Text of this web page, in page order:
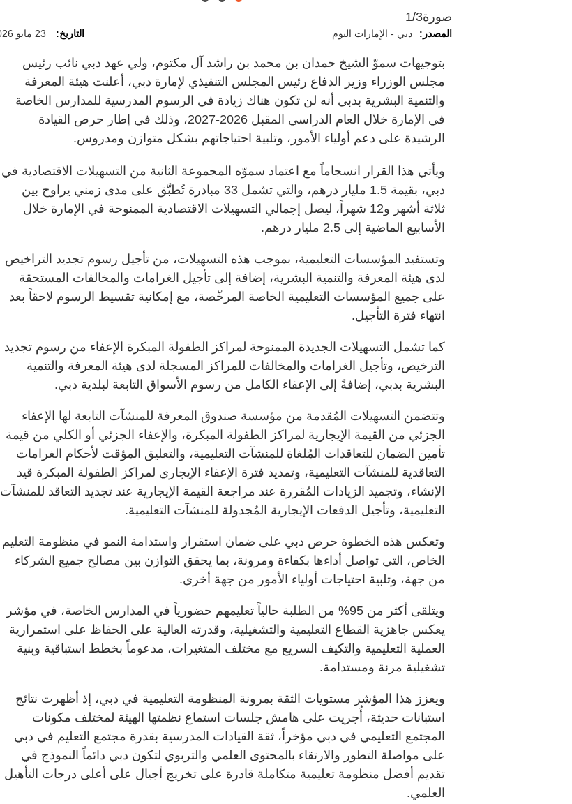
صورة1/3
المصدر: دبي - الإمارات اليوم التاريخ: 23 مايو 2026
بتوجيهات سموّ الشيخ حمدان بن محمد بن راشد آل مكتوم، ولي عهد دبي نائب رئيس
مجلس الوزراء وزير الدفاع رئيس المجلس التنفيذي لإمارة دبي، أعلنت هيئة المعرفة
والتنمية البشرية بدبي أنه لن تكون هناك زيادة في الرسوم المدرسية للمدارس الخاصة
في الإمارة خلال العام الدراسي المقبل 2026-2027، وذلك في إطار حرص القيادة
الرشيدة على دعم أولياء الأمور، وتلبية احتياجاتهم بشكل متوازن ومدروس.
ويأتي هذا القرار انسجاماً مع اعتماد سموّه المجموعة الثانية من التسهيلات الاقتصادية في
دبي، بقيمة 1.5 مليار درهم، والتي تشمل 33 مبادرة تُطبَّق على مدى زمني يراوح بين
ثلاثة أشهر و12 شهراً، ليصل إجمالي التسهيلات الاقتصادية الممنوحة في الإمارة خلال
الأسابيع الماضية إلى 2.5 مليار درهم.
وتستفيد المؤسسات التعليمية، بموجب هذه التسهيلات، من تأجيل رسوم تجديد التراخيص
لدى هيئة المعرفة والتنمية البشرية، إضافة إلى تأجيل الغرامات والمخالفات المستحقة
على جميع المؤسسات التعليمية الخاصة المرخّصة، مع إمكانية تقسيط الرسوم لاحقاً بعد
انتهاء فترة التأجيل.
كما تشمل التسهيلات الجديدة الممنوحة لمراكز الطفولة المبكرة الإعفاء من رسوم تجديد
الترخيص، وتأجيل الغرامات والمخالفات للمراكز المسجلة لدى هيئة المعرفة والتنمية
البشرية بدبي، إضافةً إلى الإعفاء الكامل من رسوم الأسواق التابعة لبلدية دبي.
وتتضمن التسهيلات المُقدمة من مؤسسة صندوق المعرفة للمنشآت التابعة لها الإعفاء
الجزئي من القيمة الإيجارية لمراكز الطفولة المبكرة، والإعفاء الجزئي أو الكلي من قيمة
تأمين الضمان للتعاقدات المُلغاة للمنشآت التعليمية، والتعليق المؤقت لأحكام الغرامات
التعاقدية للمنشآت التعليمية، وتمديد فترة الإعفاء الإيجاري لمراكز الطفولة المبكرة قيد
الإنشاء، وتجميد الزيادات المُقررة عند مراجعة القيمة الإيجارية عند تجديد التعاقد للمنشآت
التعليمية، وتأجيل الدفعات الإيجارية المُجدولة للمنشآت التعليمية.
وتعكس هذه الخطوة حرص دبي على ضمان استقرار واستدامة النمو في منظومة التعليم
الخاص، التي تواصل أداءها بكفاءة ومرونة، بما يحقق التوازن بين مصالح جميع الشركاء
من جهة، وتلبية احتياجات أولياء الأمور من جهة أخرى.
ويتلقى أكثر من 95% من الطلبة حالياً تعليمهم حضورياً في المدارس الخاصة، في مؤشر
يعكس جاهزية القطاع التعليمية والتشغيلية، وقدرته العالية على الحفاظ على استمرارية
العملية التعليمية والتكيف السريع مع مختلف المتغيرات، مدعوماً بخطط استباقية وبنية
تشغيلية مرنة ومستدامة.
ويعزز هذا المؤشر مستويات الثقة بمرونة المنظومة التعليمية في دبي، إذ أظهرت نتائج
استبانات حديثة، أُجريت على هامش جلسات استماع نظمتها الهيئة لمختلف مكونات
المجتمع التعليمي في دبي مؤخراً، ثقة القيادات المدرسية بقدرة مجتمع التعليم في دبي
على مواصلة التطور والارتقاء بالمحتوى العلمي والتربوي لتكون دبي دائماً النموذج في
تقديم أفضل منظومة تعليمية متكاملة قادرة على تخريج أجيال على أعلى درجات التأهيل
العلمي.